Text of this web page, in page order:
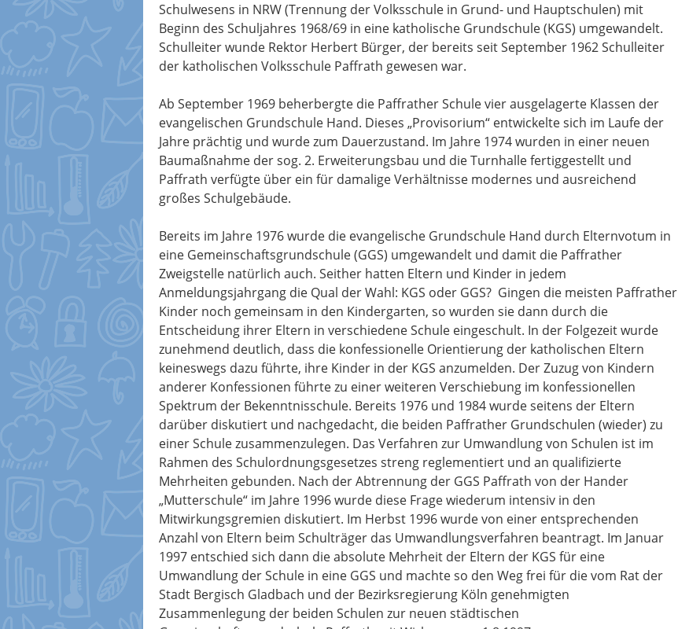
Schulwesens in NRW (Trennung der Volksschule in Grund- und Hauptschulen) mit
Beginn des Schuljahres 1968/69 in eine katholische Grundschule (KGS) umgewandelt.
Schulleiter wunde Rektor Herbert Bürger, der bereits seit September 1962 Schulleiter
der katholischen Volksschule Paffrath gewesen war.
Ab September 1969 beherbergte die Paffrather Schule vier ausgelagerte Klassen der
evangelischen Grundschule Hand. Dieses „Provisorium“ entwickelte sich im Laufe der
Jahre prächtig und wurde zum Dauerzustand. Im Jahre 1974 wurden in einer neuen
Baumaßnahme der sog. 2. Erweiterungsbau und die Turnhalle fertiggestellt und
Paffrath verfügte über ein für damalige Verhältnisse modernes und ausreichend
großes Schulgebäude.
Bereits im Jahre 1976 wurde die evangelische Grundschule Hand durch Elternvotum in
eine Gemeinschaftsgrundschule (GGS) umgewandelt und damit die Paffrather
Zweigstelle natürlich auch. Seither hatten Eltern und Kinder in jedem
Anmeldungsjahrgang die Qual der Wahl: KGS oder GGS? Gingen die meisten Paffrather
Kinder noch gemeinsam in den Kindergarten, so wurden sie dann durch die
Entscheidung ihrer Eltern in verschiedene Schule eingeschult. In der Folgezeit wurde
zunehmend deutlich, dass die konfessionelle Orientierung der katholischen Eltern
keineswegs dazu führte, ihre Kinder in der KGS anzumelden. Der Zuzug von Kindern
anderer Konfessionen führte zu einer weiteren Verschiebung im konfessionellen
Spektrum der Bekenntnisschule. Bereits 1976 und 1984 wurde seitens der Eltern
darüber diskutiert und nachgedacht, die beiden Paffrather Grundschulen (wieder) zu
einer Schule zusammenzulegen. Das Verfahren zur Umwandlung von Schulen ist im
Rahmen des Schulordnungsgesetzes streng reglementiert und an qualifizierte
Mehrheiten gebunden. Nach der Abtrennung der GGS Paffrath von der Hander
„Mutterschule“ im Jahre 1996 wurde diese Frage wiederum intensiv in den
Mitwirkungsgremien diskutiert. Im Herbst 1996 wurde von einer entsprechenden
Anzahl von Eltern beim Schulträger das Umwandlungsverfahren beantragt. Im Januar
1997 entschied sich dann die absolute Mehrheit der Eltern der KGS für eine
Umwandlung der Schule in eine GGS und machte so den Weg frei für die vom Rat der
Stadt Bergisch Gladbach und der Bezirksregierung Köln genehmigten
Zusammenlegung der beiden Schulen zur neuen städtischen